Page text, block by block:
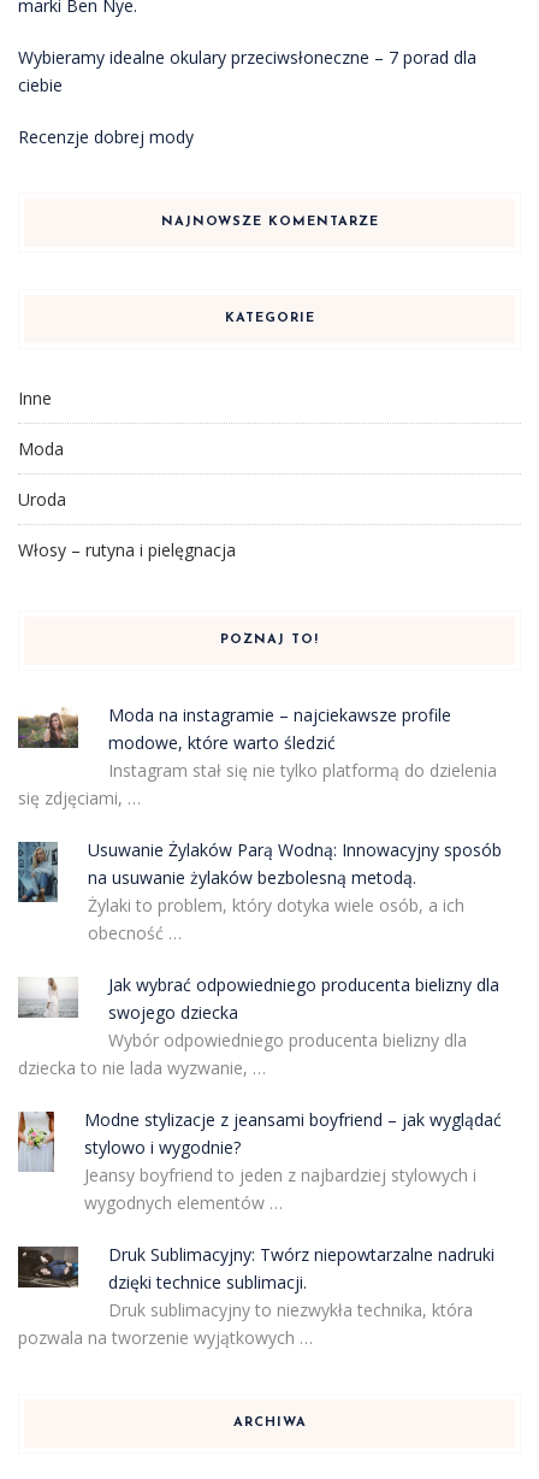
marki Ben Nye.
Wybieramy idealne okulary przeciwsłoneczne – 7 porad dla
ciebie
Recenzje dobrej mody
NAJNOWSZE KOMENTARZE
KATEGORIE
Inne
Moda
Uroda
Włosy – rutyna i pielęgnacja
POZNAJ TO!
Moda na instagramie – najciekawsze profile
modowe, które warto śledzić
Instagram stał się nie tylko platformą do dzielenia
się zdjęciami, …
Usuwanie Żylaków Parą Wodną: Innowacyjny sposób
na usuwanie żylaków bezbolesną metodą.
Żylaki to problem, który dotyka wiele osób, a ich
obecność …
Jak wybrać odpowiedniego producenta bielizny dla
swojego dziecka
Wybór odpowiedniego producenta bielizny dla
dziecka to nie lada wyzwanie, …
Modne stylizacje z jeansami boyfriend – jak wyglądać
stylowo i wygodnie?
Jeansy boyfriend to jeden z najbardziej stylowych i
wygodnych elementów …
Druk Sublimacyjny: Twórz niepowtarzalne nadruki
dzięki technice sublimacji.
Druk sublimacyjny to niezwykła technika, która
pozwala na tworzenie wyjątkowych …
ARCHIWA